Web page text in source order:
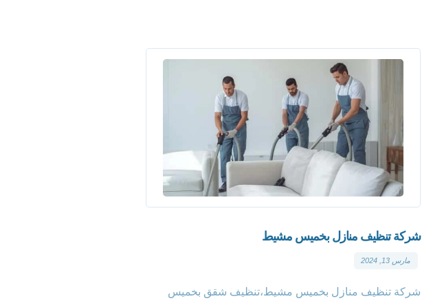
شركة تنظيف منازل بخميس مشيط
مارس 13, 2024
شركة تنظيف منازل بخميس مشيط،تنظيف شقق بخميس